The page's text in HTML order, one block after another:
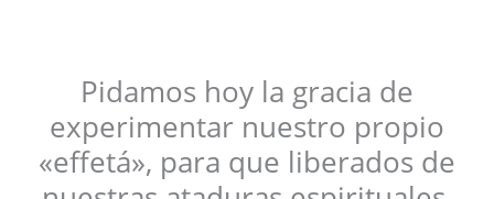
Pidamos hoy la gracia de
experimentar nuestro propio
«effetá», para que liberados de